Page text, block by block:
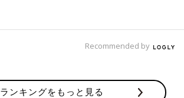
Recommended by
ランキングをもっと見る